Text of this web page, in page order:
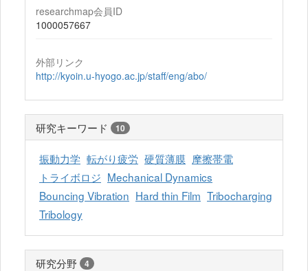
researchmap会員ID
1000057667
外部リンク
http://kyoin.u-hyogo.ac.jp/staff/eng/abo/
研究キーワード 10
振動力学 転がり疲労 硬質薄膜 摩擦帯電
トライボロジ Mechanical Dynamics
Bouncing Vibration Hard thin Film Tribocharging
Tribology
研究分野 4